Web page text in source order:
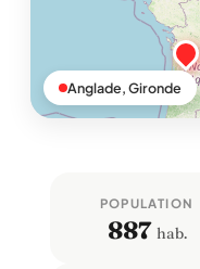
Anglade, Gironde
POPULATION
887 hab.